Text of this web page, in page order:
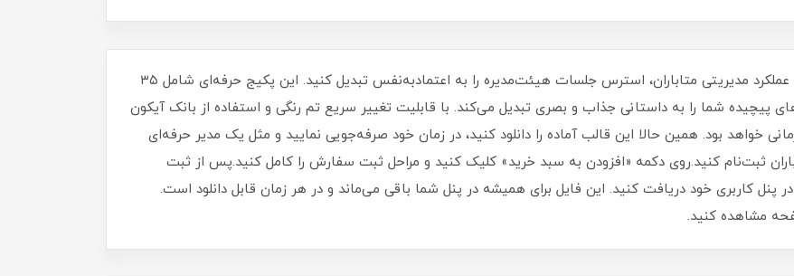
فرصت را از دست ندهید! با قالب پاورپوینت گزارش عملکرد مدیریتی متاباران، استرس جلسات هیئت‌مدیره را به اعتمادبه‌نفس تبدیل کنید. این پکیج حرفه‌ای شامل ۳۵
است که داده‌های پیچیده شما را به داستانی جذاب و بصری تبدیل می‌کند. با قابلیت تغییر سریع تم رنگی و استفاده از بانک آیکون
خواهد بود. همین حالا این قالب آماده را دانلود کنید، در زمان خود صرفه‌جویی نمایید و مثل یک مدیر حرفه‌ای
ثبت‌نام کنید.روی دکمه «افزودن به سبد خرید» کلیک کنید و مراحل ثبت سفارش را کامل کنید.پس از ثبت
پنل کاربری خود دریافت کنید. این فایل برای همیشه در پنل شما باقی می‌ماند و در هر زمان قابل دانلود است.
مشاهده کنید.